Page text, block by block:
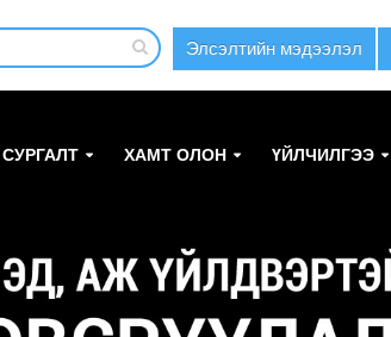
Элсэлтийн мэдээлэл
СУРГАЛТ ХАМТ ОЛОН ҮЙЛЧИЛГЭЭ